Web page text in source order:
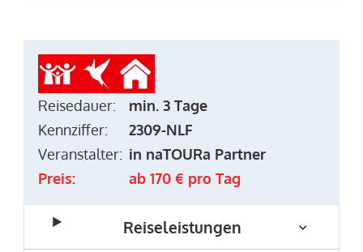
Reisedauer:
min. 3 Tage
Kennziffer:
2309-NLF
Veranstalter: in naTOURa Partner
Preis:
ab 170 € pro Tag
Reiseleistungen